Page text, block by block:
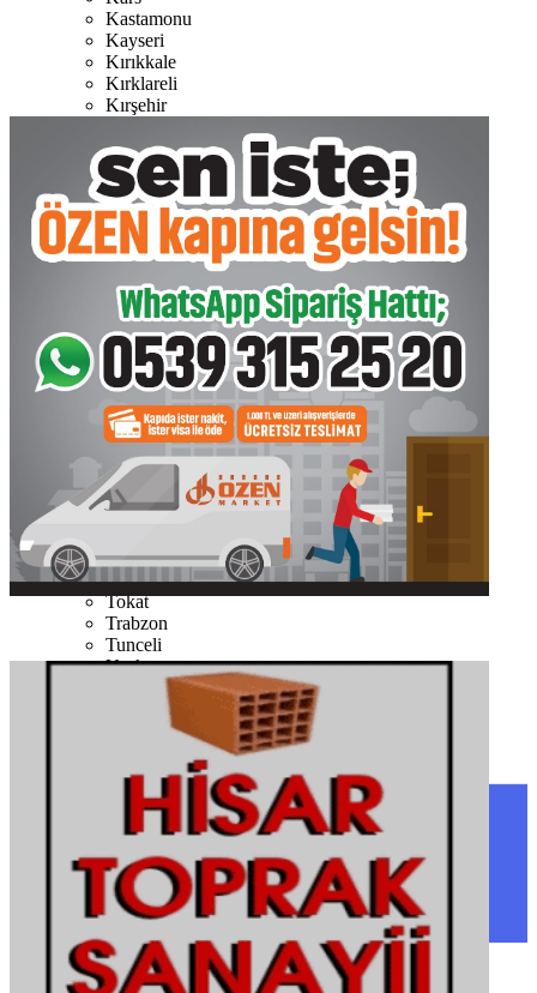
Kastamonu
Kayseri
Kırıkkale
Kırklareli
Kırşehir
Kocaeli
Konya
Kütahya
Malatya
Manisa
Mardin
Muş
Nevşehir
Niğde
Ordu
Osmaniye
Rize
Sakarya
Samsun
Siirt
Sinop
Sivas
Şırnak
Tekirdağ
Tokat
Trabzon
Tunceli
Uşak
BOYABAT
DURAĞAN
SIYASET
GENEL